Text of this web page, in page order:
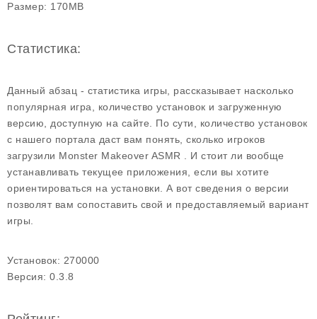
Размер: 170MB
Статистика:
Данный абзац - статистика игры, рассказывает насколько
популярная игра, количество установок и загруженную
версию, доступную на сайте. По сути, количество установок
с нашего портала даст вам понять, сколько игроков
загрузили Monster Makeover ASMR . И стоит ли вообще
устанавливать текущее приложения, если вы хотите
ориентироваться на установки. А вот сведения о версии
позволят вам сопоставить свой и предоставляемый вариант
игры.
Установок: 270000
Версия: 0.3.8